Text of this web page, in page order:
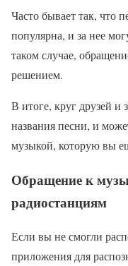
Часто бывает так, что
популярна, и за нее
таком случае,
решением.
В итоге, круг друзей
названия песни, и
музыкой, которую вы
Обращение к
радиостанциям
Если вы не смогли
приложения для